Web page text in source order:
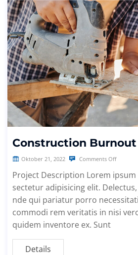
Construction Burnout
Oktober 21, 2022 Comments Off
Project Description Lorem
sectetur adipisicing elit.
nde qui pariatur porro
commodi rem veritatis in nisi
quidem inventore ex. Sunt
Details